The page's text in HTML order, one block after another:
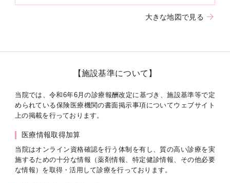
大きな地図で見る
【施設基準について】
当院では、令和6年6月の診療報酬改定に基づき、施設基準等で定
められている保険医療機関の書面掲示事項についてウェブサイト
上の掲載を行っております。
医療情報取得加算
当院はオンライン資格確認を行う体制を有し、質の高い診療を実
施するための十分な情報（薬剤情報、特定健診情報、その他必要
な情報）を取得・活用して診療を行っております。